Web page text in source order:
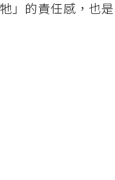
」的責任感，也